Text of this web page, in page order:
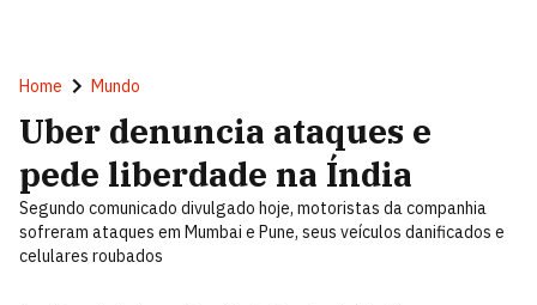
Home Mundo
Uber denuncia ataques e
pede liberdade na Índia
Segundo comunicado divulgado hoje, motoristas da companhia
sofreram ataques em Mumbai e Pune, seus veículos danificados e
celulares roubados